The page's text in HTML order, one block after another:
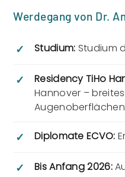
Werdegang von Dr.
✓ Studium: Studium
✓ Residency TiHo
Hannover –
✓ Diplomate ECVO:
✓ Bis Anfang 2026: